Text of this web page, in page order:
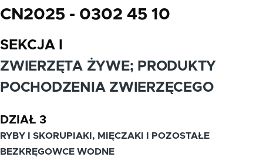
CN2025 - 0302 45 10
SEKCJA I
ZWIERZĘTA ŻYWE; PRODUKTY
POCHODZENIA ZWIERZĘCEGO
DZIAŁ 3
RYBY I SKORUPIAKI, MIĘCZAKI I POZOSTAŁE
BEZKRĘGOWCE WODNE